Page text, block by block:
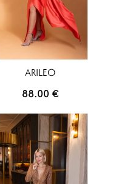
ARILEO
88.00 €